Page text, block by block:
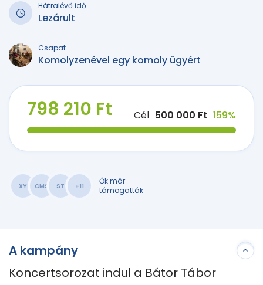
Hátralévő idő
Lezárult
Csapat
Komolyzenével egy komoly ügyért
798 210 Ft Cél 500 000 Ft 159%
XY CMS ST +11
Ők már
támogatták
A kampány
Koncertsorozat indul a Bátor Tábor